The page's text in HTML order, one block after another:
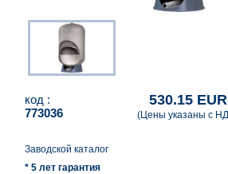
код :
773036
530.15 EUR
(Цены указаны с
Заводской каталог
* 5 лет гарантия